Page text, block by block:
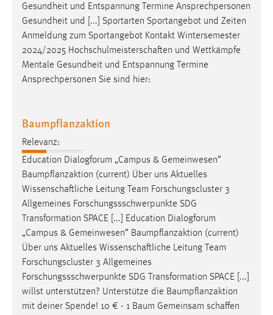
Gesundheit und Entspannung Termine Ansprechpersonen
Gesundheit und [...] Sportarten Sportangebot und Zeiten
Anmeldung zum Sportangebot Kontakt Wintersemester
2024/2025 Hochschulmeisterschaften und Wettkämpfe
Mentale Gesundheit und Entspannung Termine
Ansprechpersonen Sie sind hier:
Baumpflanzaktion
Relevanz:
Education Dialogforum „Campus & Gemeinwesen“
Baumpflanzaktion (current) Über uns Aktuelles
Wissenschaftliche Leitung Team Forschungscluster 3
Allgemeines Forschungssschwerpunkte SDG
Transformation SPACE [...] Education Dialogforum
„Campus & Gemeinwesen“ Baumpflanzaktion (current)
Über uns Aktuelles Wissenschaftliche Leitung Team
Forschungscluster 3 Allgemeines
Forschungssschwerpunkte SDG Transformation SPACE [...]
willst unterstützen? Unterstütze die Baumpflanzaktion
mit deiner Spende! 10 € - 1 Baum Gemeinsam schaffen